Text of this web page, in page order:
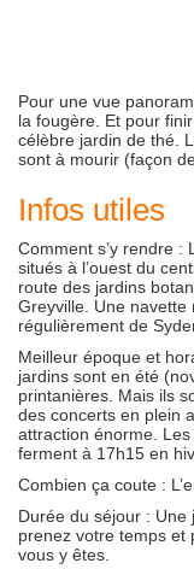
Pour une vue
la fougère. Et pour
célèbre jardin de thé.
sont à mourir (façon
Infos utiles
Comment s’y rendre :
situés à l’ouest du
route des jardins
Greyville. Une
régulièrement de
Meilleur époque et
jardins sont en été
printanières. Mais ils
des concerts en plein
attraction énorme.
ferment à 17h15 en
Combien ça coute :
Durée du séjour : Une
prenez votre temps et
vous y êtes.